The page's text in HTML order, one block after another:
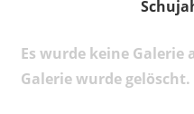
Es wurde keine Galerie
Galerie wurde gelöscht.